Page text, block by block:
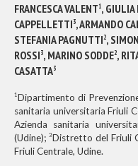
FRANCESCA VALENT1, GIULIA
CAPPELLETTI3, ARMANDO
STEFANIA PAGNUTTI2,
ROSSI3, MARINO SODDE2,
CASATTA3
1Dipartimento di
sanitaria universitaria Friuli
Azienda sanitaria
(Udine); 3Distretto del Friuli
Friuli Centrale, Udine.